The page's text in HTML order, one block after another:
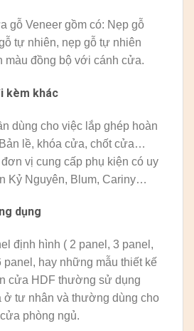
gỗ Veneer gồm có: Nẹp gỗ
tự nhiên, nẹp gỗ tự nhiên
màu đồng bộ với cánh cửa.
kèm khác
dùng cho việc lắp ghép hoàn
lề, khóa cửa, chốt cửa…
vị cung cấp phụ kiện có uy
Kỷ Nguyên, Blum, Cariny…
dụng
định hình ( 2 panel, 3 panel,
panel, hay những mẫu thiết kế
cửa HDF thường sử dụng
ở tư nhân và thường dùng cho
phòng ngủ.